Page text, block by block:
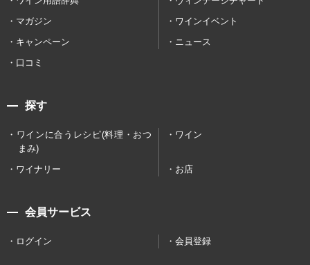
マガジン
ワインイベント
キャンペーン
ニュース
口コミ
探す
ワインに合うレシピ(料理・おつ
まみ)
ワイン
ワイナリー お店
会員サービス
ログイン 会員登録